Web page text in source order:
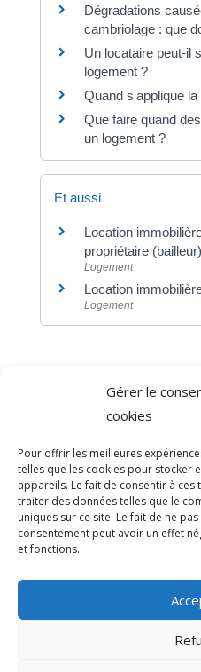
Gérer le
cookies
Pour offrir les meilleures
telles que les cookies pour stocker
appareils. Le fait de consentir à
traiter des données telles que le
uniques sur ce site. Le fait de ne
consentement peut avoir un effet
et fonctions.
Dégradations
cambriolage : que
Un locataire peut-il
logement ?
Quand s'applique
Que faire quand
un logement ?
Et aussi
Location
propriétaire (bailleur)
Logement
Location
Logement
Direction de l'information
comarquage developpé par